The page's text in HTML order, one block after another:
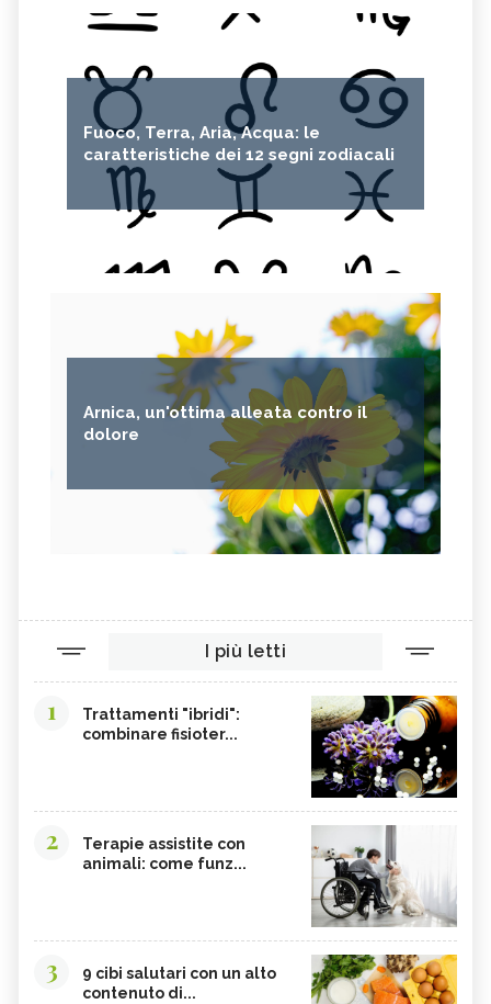
Fuoco, Terra, Aria, Acqua: le
caratteristiche dei 12 segni zodiacali
Arnica, un'ottima alleata contro il
dolore
I più letti
1
Trattamenti "ibridi":
combinare fisioter...
2
Terapie assistite con
animali: come funz...
3
9 cibi salutari con un alto
contenuto di...